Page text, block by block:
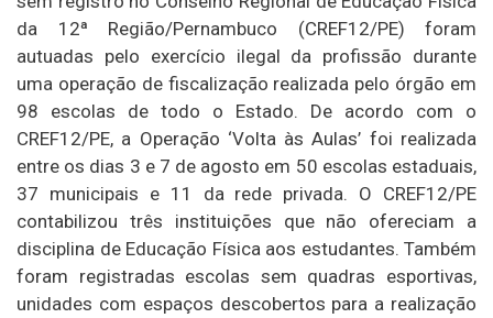
da 12ª Região/Pernambuco (CREF12/PE) foram
autuadas pelo exercício ilegal da profissão durante
uma operação de fiscalização realizada pelo órgão em
98 escolas de todo o Estado. De acordo com o
CREF12/PE, a Operação ‘Volta às Aulas’ foi realizada
entre os dias 3 e 7 de agosto em 50 escolas estaduais,
37 municipais e 11 da rede privada. O CREF12/PE
contabilizou três instituições que não ofereciam a
disciplina de Educação Física aos estudantes. Também
foram registradas escolas sem quadras esportivas,
unidades com espaços descobertos para a realização